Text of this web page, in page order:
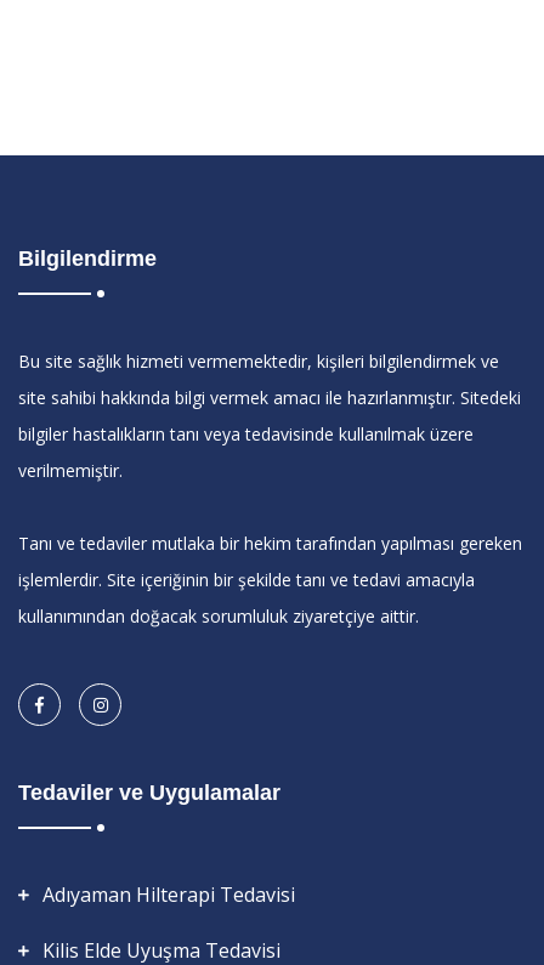
Bilgilendirme
Bu site sağlık hizmeti vermemektedir, kişileri bilgilendirmek ve
site sahibi hakkında bilgi vermek amacı ile hazırlanmıştır. Sitedeki
bilgiler hastalıkların tanı veya tedavisinde kullanılmak üzere
verilmemiştir.
Tanı ve tedaviler mutlaka bir hekim tarafından yapılması gereken
işlemlerdir. Site içeriğinin bir şekilde tanı ve tedavi amacıyla
kullanımından doğacak sorumluluk ziyaretçiye aittir.
Tedaviler ve Uygulamalar
Adıyaman Hilterapi Tedavisi
Kilis Elde Uyuşma Tedavisi